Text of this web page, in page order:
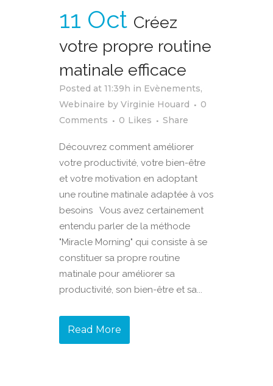
11 Oct Créez
votre propre routine
matinale efficace
Posted at 11:39h in Evènements,
Webinaire by Virginie Houard
0
Comments
0 Likes Share
Découvrez comment améliorer
votre productivité, votre bien-être
et votre motivation en adoptant
une routine matinale adaptée à vos
besoins Vous avez certainement
entendu parler de la méthode
"Miracle Morning" qui consiste à se
constituer sa propre routine
matinale pour améliorer sa
productivité, son bien-être et sa...
Read More